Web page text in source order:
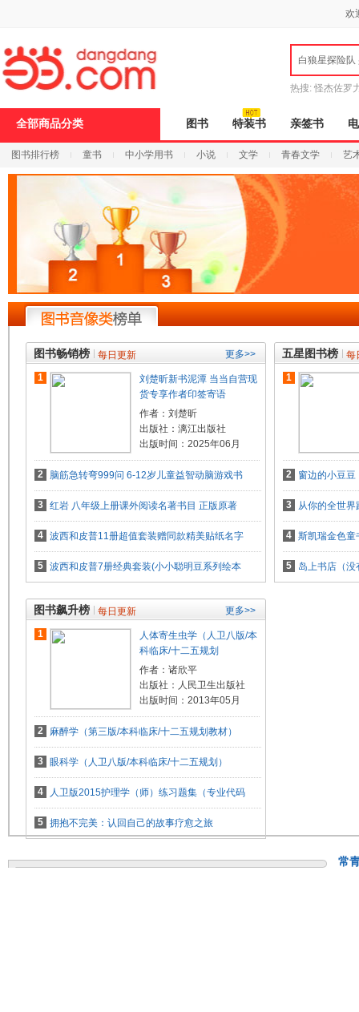
打
开
无
障
页
模
欢
白狼星探险队
热搜: 怪杰佐罗
全部商品分类 图书 特装书 亲签书
图书排行榜 童书 中小学用书 小说 文学 青春文学 艺
图书畅销榜 每日更新 更多>>
1
刘楚昕新书泥潭 当当自营现
货专享作者印签寄语
作者：刘楚昕
出版社：漓江出版社
出版时间：2025年06月
2 脑筋急转弯999问 6-12岁儿童益智动脑游戏书
3 红岩 八年级上册课外阅读名著书目 正版原著
4 波西和皮普11册超值套装赠同款精美贴纸名字
5 波西和皮普7册经典套装(小小聪明豆系列绘本
五星图书榜
每
1
2 窗边的小豆豆
3 从你的全世
4 斯凯瑞金色童
5 岛上书店（
图书飙升榜 每日更新 更多>>
1
人体寄生虫学（人卫八版/本
科临床/十二五规划
作者：诸欣平
出版社：人民卫生出版社
出版时间：2013年05月
2 麻醉学（第三版/本科临床/十二五规划教材）
3 眼科学（人卫八版/本科临床/十二五规划）
4 人卫版2015护理学（师）练习题集（专业代码
5 拥抱不完美：认回自己的故事疗愈之旅
常